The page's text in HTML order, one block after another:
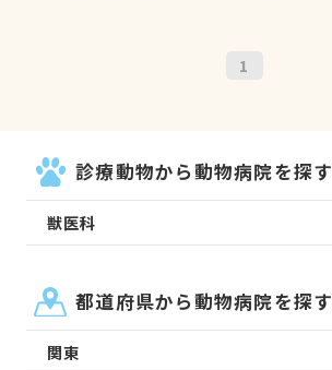
1
診療動物から動物病院を探す
獣医科
都道府県から動物病院を探す
関東